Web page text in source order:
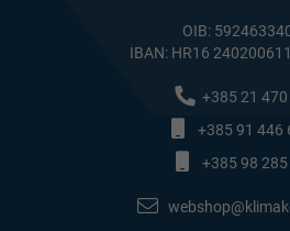
OIB:
IBAN: HR16
+385 21
+385 91 446
+385 98